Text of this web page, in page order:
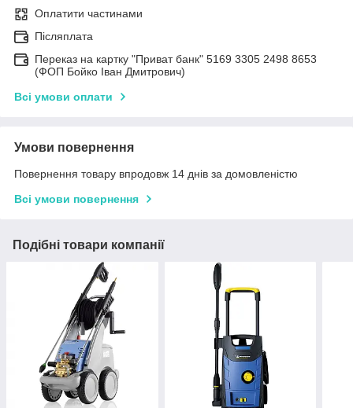
Оплатити частинами
Післяплата
Переказ на картку "Приват банк" 5169 3305 2498 8653
(ФОП Бойко Іван Дмитрович)
Всі умови оплати
Умови повернення
Повернення товару впродовж 14 днів за домовленістю
Всі умови повернення
Подібні товари компанії